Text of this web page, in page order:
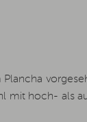
Plancha
mit hoch- als